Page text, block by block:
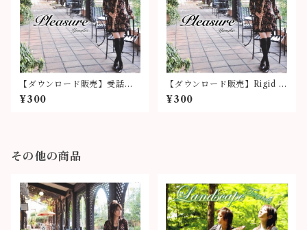
【ダウンロード販売】受話器
越しのラブコール
¥300
【ダウンロード販売】Rigid H
eart
¥300
その他の商品